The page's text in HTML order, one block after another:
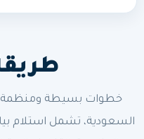
خطوات بسيطة ومنظمة
السعودية، تشمل استلام